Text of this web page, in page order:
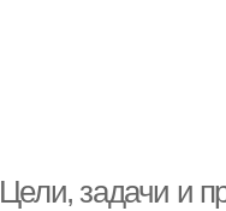
Цели, задачи и